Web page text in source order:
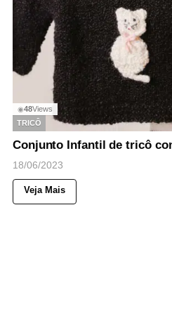
◉48Views
TRICÔ
Conjunto Infantil de tricô
18/06/2023
Veja Mais